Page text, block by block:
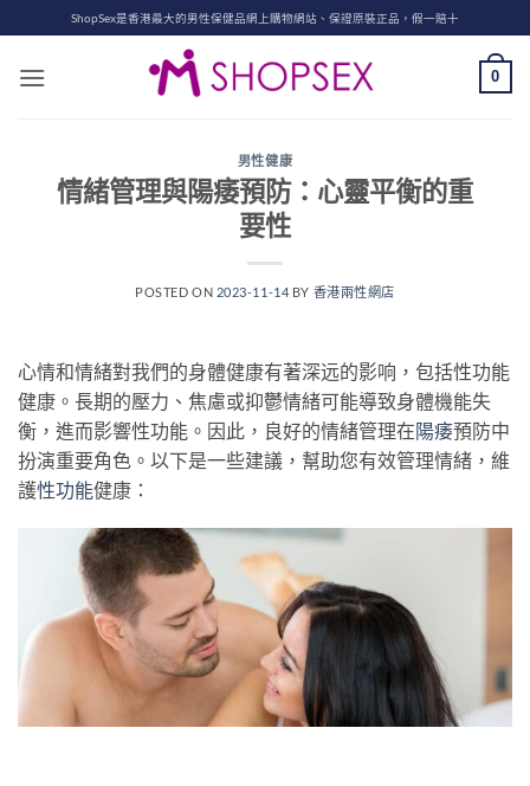
to
content
ShopSex是香港最大的男性保健品網上購物網站、保證原裝正品，假一賠十
0
男性健康
情緒管理與陽痿預防：心靈平衡的重
要性
POSTED ON 2023-11-14 BY 香港兩性網店
心情和情緒對我們的身體健康有著深远的影响，包括性功能
健康。長期的壓力、焦慮或抑鬱情緒可能導致身體機能失
衡，進而影響性功能。因此，良好的情緒管理在陽痿預防中
扮演重要角色。以下是一些建議，幫助您有效管理情緒，維
護性功能健康：